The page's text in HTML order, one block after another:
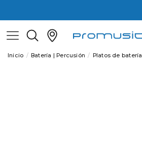
Inicio Batería | Percusión Platos de batería